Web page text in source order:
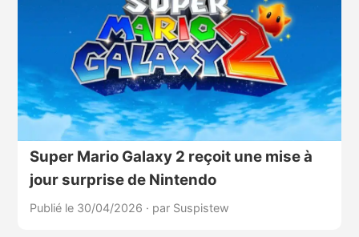
Super Mario Galaxy 2 reçoit une mise à
jour surprise de Nintendo
Publié le 30/04/2026 · par Suspistew